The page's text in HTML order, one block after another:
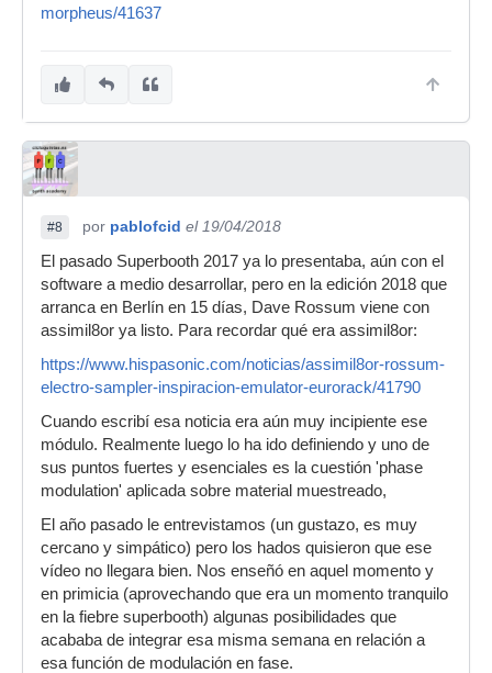
morpheus/41637
#8 por pablofcid el 19/04/2018
El pasado Superbooth 2017 ya lo presentaba, aún con el
software a medio desarrollar, pero en la edición 2018 que
arranca en Berlín en 15 días, Dave Rossum viene con
assimil8or ya listo. Para recordar qué era assimil8or:
https://www.hispasonic.com/noticias/assimil8or-rossum-
electro-sampler-inspiracion-emulator-eurorack/41790
Cuando escribí esa noticia era aún muy incipiente ese
módulo. Realmente luego lo ha ido definiendo y uno de
sus puntos fuertes y esenciales es la cuestión 'phase
modulation' aplicada sobre material muestreado,
El año pasado le entrevistamos (un gustazo, es muy
cercano y simpático) pero los hados quisieron que ese
vídeo no llegara bien. Nos enseñó en aquel momento y
en primicia (aprovechando que era un momento tranquilo
en la fiebre superbooth) algunas posibilidades que
acababa de integrar esa misma semana en relación a
esa función de modulación en fase.